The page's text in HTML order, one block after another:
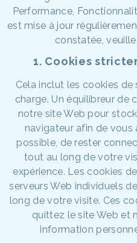
Performance,
est mise à jour
constatée,
1. Cookies
Cela inclut les cookies
charge. Un équilibreur de
notre site Web pour
navigateur afin de vous
possible, de rester
tout au long de votre
expérience. Les cookies
serveurs Web individuels
long de votre visite. Ces
quittez le site Web et
information